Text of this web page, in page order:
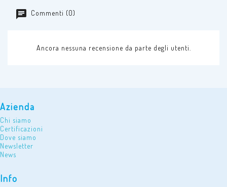
Commenti (0)
Ancora nessuna recensione da parte degli utenti.
Azienda
Chi siamo
Certificazioni
Dove siamo
Newsletter
News
Info